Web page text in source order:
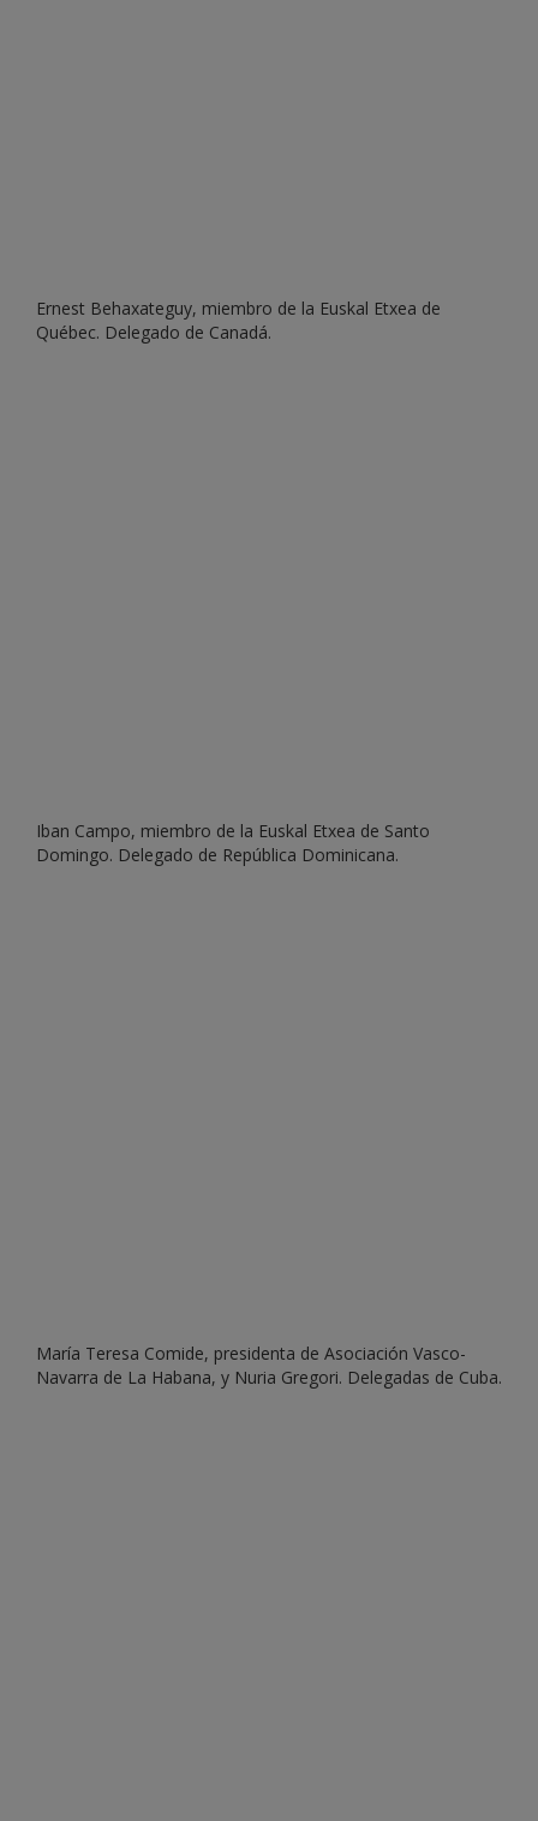
Ernest Behaxateguy, miembro de la Euskal Etxea de
Québec. Delegado de Canadá.
Iban Campo, miembro de la Euskal Etxea de Santo
Domingo. Delegado de República Dominicana.
María Teresa Comide, presidenta de Asociación Vasco-
Navarra de La Habana, y Nuria Gregori. Delegadas de Cuba.